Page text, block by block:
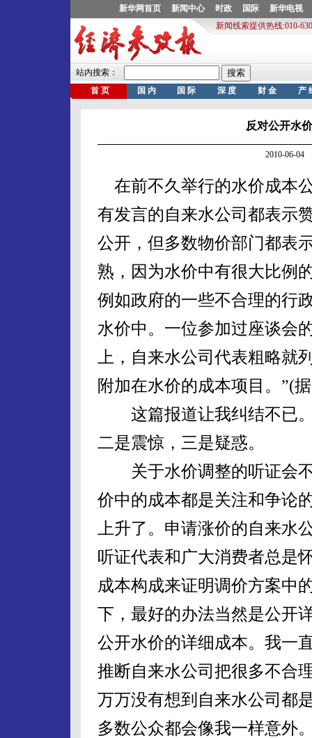
反对公开水
2010-06-04
在前不久举行的水价成本
有发言的自来水公司都表示
公开，但多数物价部门都表
熟，因为水价中有很大比例
例如政府的一些不合理的行
水价中。一位参加过座谈会
上，自来水公司代表粗略就
附加在水价的成本项目。”(
这篇报道让我纠结不已。
二是震惊，三是疑惑。
关于水价调整的听证会不
价中的成本都是关注和争论
上升了。申请涨价的自来水
听证代表和广大消费者总是
成本构成来证明调价方案中
下，最好的办法当然是公开
公开水价的详细成本。我一
推断自来水公司把很多不合
万万没有想到自来水公司都
多数公众都会像我一样意外